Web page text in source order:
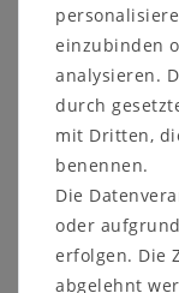
Seine flexible
jeden Rücken
Esstisch, als
Sofa. Es ist
wenn man
braucht. Auf
Der
Rückenlehne.
LALOeine
einzubinden
analysieren.
durch
mit Dritten,
benennen.
Die
oder
erfolgen. Die
abgelehnt